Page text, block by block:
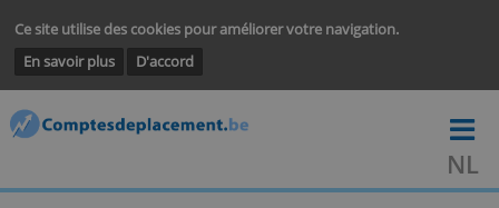
Ce site utilise des cookies pour améliorer votre navigation.
En savoir plus
D'accord